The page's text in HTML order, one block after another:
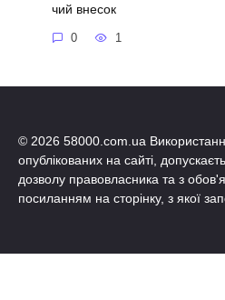
чий внесок
0 1
© 2026 58000.com.ua
опублікованих на сайті,
дозволу правовласника та з
посиланням на сторінку, з якої